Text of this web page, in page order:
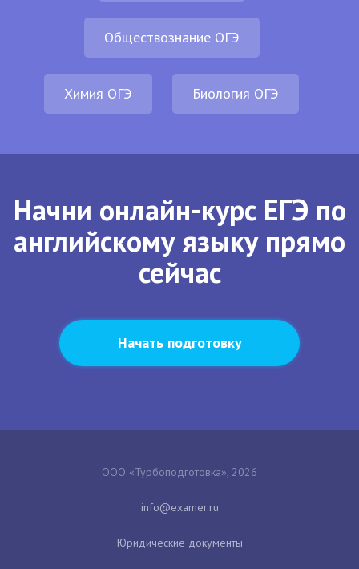
Обществознание ОГЭ
Химия ОГЭ Биология ОГЭ
Начни онлайн-курс ЕГЭ по
английскому языку прямо
сейчас
Начать подготовку
ООО «Турбоподготовка», 2026
Юридические документы